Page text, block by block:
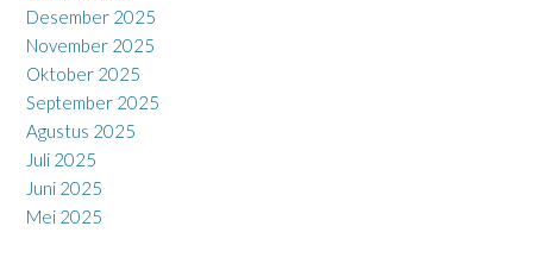
Desember 2025
November 2025
Oktober 2025
September 2025
Agustus 2025
Juli 2025
Juni 2025
Mei 2025